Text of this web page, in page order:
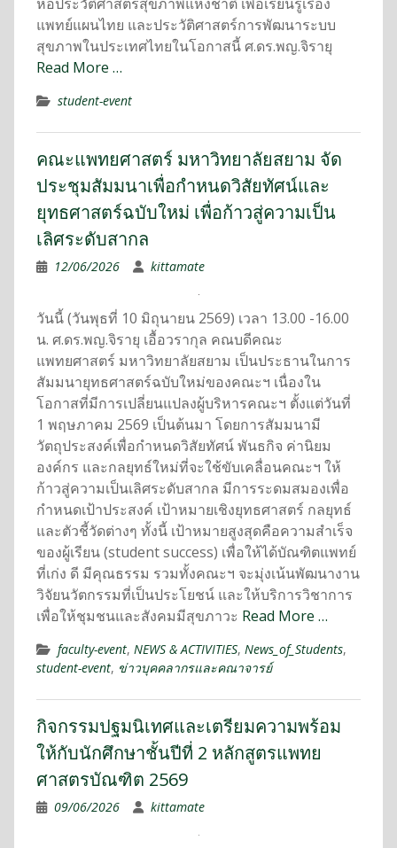
แพทย์แผนไทย และประวัติศาสตร์การพัฒนาระบบ
สุขภาพในประเทศไทยในโอกาสนี้ ศ.ดร.พญ.จิรายุ
Read More …
student-event
คณะแพทยศาสตร์ มหาวิทยาลัยสยาม จัด
ประชุมสัมมนาเพื่อกำหนดวิสัยทัศน์และ
ยุทธศาสตร์ฉบับใหม่ เพื่อก้าวสู่ความเป็น
เลิศระดับสากล
12/06/2026 kittamate
วันนี้ (วันพุธที่ 10 มิถุนายน 2569) เวลา 13.00 -16.00
น. ศ.ดร.พญ.จิรายุ เอื้อวรากุล คณบดีคณะ
แพทยศาสตร์ มหาวิทยาลัยสยาม เป็นประธานในการ
สัมมนายุทธศาสตร์ฉบับใหม่ของคณะฯ เนื่องใน
โอกาสที่มีการเปลี่ยนแปลงผู้บริหารคณะฯ ตั้งแต่วันที่
1 พฤษภาคม 2569 เป็นต้นมา โดยการสัมมนามี
วัตถุประสงค์เพื่อกำหนดวิสัยทัศน์ พันธกิจ ค่านิยม
องค์กร และกลยุทธ์ใหม่ที่จะใช้ขับเคลื่อนคณะฯ ให้
ก้าวสู่ความเป็นเลิศระดับสากล มีการระดมสมองเพื่อ
กำหนดเป้าประสงค์ เป้าหมายเชิงยุทธศาสตร์ กลยุทธ์
และตัวชี้วัดต่างๆ ทั้งนี้ เป้าหมายสูงสุดคือความสำเร็จ
ของผู้เรียน (student success) เพื่อให้ได้บัณฑิตแพทย์
ที่เก่ง ดี มีคุณธรรม รวมทั้งคณะฯ จะมุ่งเน้นพัฒนางาน
วิจัยนวัตกรรมที่เป็นประโยชน์ และให้บริการวิชาการ
เพื่อให้ชุมชนและสังคมมีสุขภาวะ Read More …
faculty-event, NEWS & ACTIVITIES, News_of_Students,
student-event, ข่าวบุคคลากรและคณาจารย์
กิจกรรมปฐมนิเทศและเตรียมความพร้อม
ให้กับนักศึกษาชั้นปีที่ 2 หลักสูตรแพทย
ศาสตรบัณฑิต 2569
09/06/2026 kittamate